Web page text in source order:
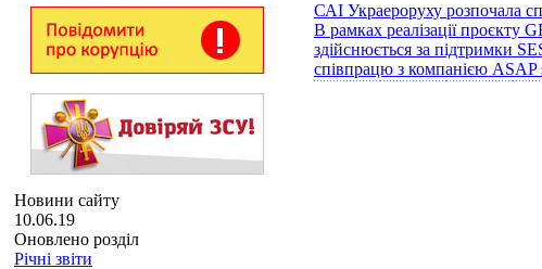
Новини сайту
10.06.19
Оновлено розділ
Річні звіти
САІ Украероруху розпочала
В рамках реалізації проєкту
здійснюється за підтримки
співпрацю з компанією ASAP